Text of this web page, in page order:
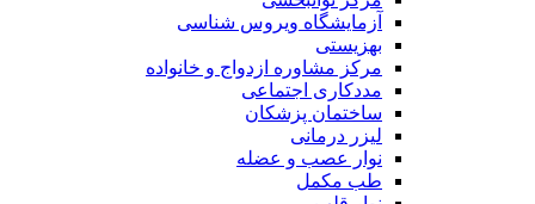
آزمایشگاه ویروس شناسی
بهزیستی
مرکز مشاوره ازدواج و خانواده
مددکاری اجتماعی
ساختمان پزشکان
لیزر درمانی
نوار عصب و عضله
طب مکمل